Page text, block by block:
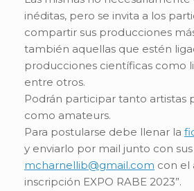
inéditas, pero se invita a los
compartir sus producciones
también aquellas que estén
producciones científicas como
entre otros.
Podrán participar tanto artistas
como amateurs.
Para postularse debe llenar la
y enviarlo por mail junto con
mcharnellib@gmail.com con el
inscripción EXPO RABE 2023”.